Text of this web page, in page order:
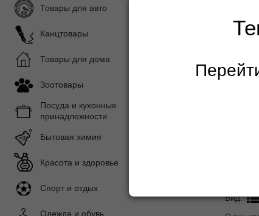
Вид:
Товары для авто
Канцтовары
Товары для дома
Зоотовары
Посуда и кухонные
принадлежности
Бытовая химия
Красота и здоровье
Спорт и отдых
Одежда и обувь